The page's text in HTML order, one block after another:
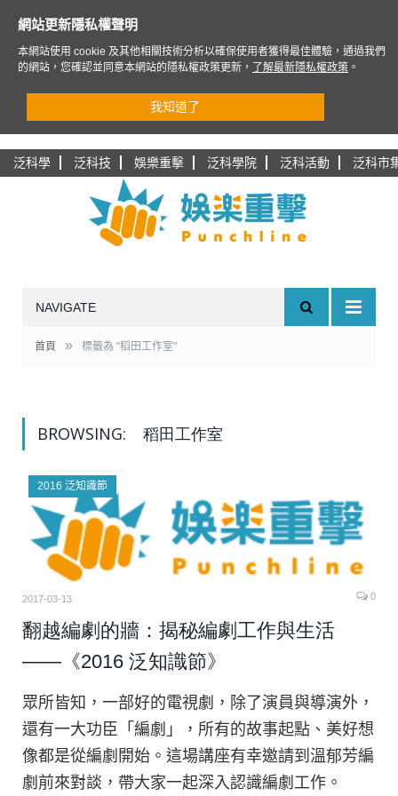
泛科學 泛科技 娛樂重擊 泛科學院 泛科活動 泛科市
NAVIGATE
首頁 » 標籤為 "稻田工作室"
BROWSING: 稻田工作室
2016 泛知識節
2017-03-13 0
翻越編劇的牆：揭秘編劇工作與生活
——《2016 泛知識節》
眾所皆知，一部好的電視劇，除了演員與導演外，
還有一大功臣「編劇」，所有的故事起點、美好想
像都是從編劇開始。這場講座有幸邀請到溫郁芳編
劇前來對談，帶大家一起深入認識編劇工作。
網站更新隱私權聲明
本網站使用 cookie 及其他相關技術分析以確保使用者獲得最佳體驗，通過我們
的網站，您確認並同意本網站的隱私權政策更新，
了解最新隱私權政策 。
我知道了